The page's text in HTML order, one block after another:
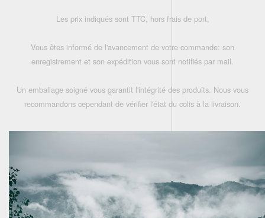
Les prix indiqués sont TTC, hors frais de port,
Vous êtes informé de l'avancement de votre commande: son
enregistrement et son expédition vous sont notifiés par mail.
Un emballage soigné vous garantit l'intégrité des produits. Nous vous
recommandons cependant de vérifier l'état du colis à la livraison.